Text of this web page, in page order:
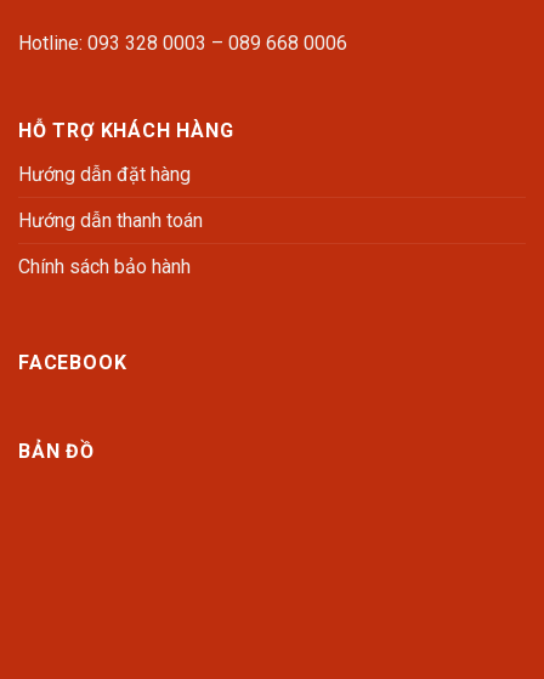
Hotline: 093 328 0003 – 089 668 0006
HỖ TRỢ KHÁCH HÀNG
Hướng dẫn đặt hàng
Hướng dẫn thanh toán
Chính sách bảo hành
FACEBOOK
BẢN ĐỒ